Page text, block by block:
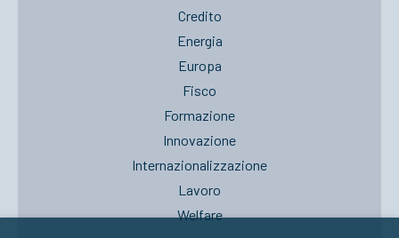
Credito
Energia
Europa
Fisco
Formazione
Innovazione
Internazionalizzazione
Lavoro
Welfare